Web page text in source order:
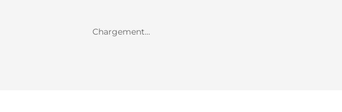
Chargement...